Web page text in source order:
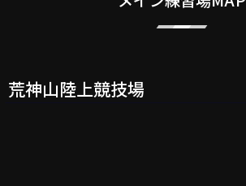
荒神山陸上競技場